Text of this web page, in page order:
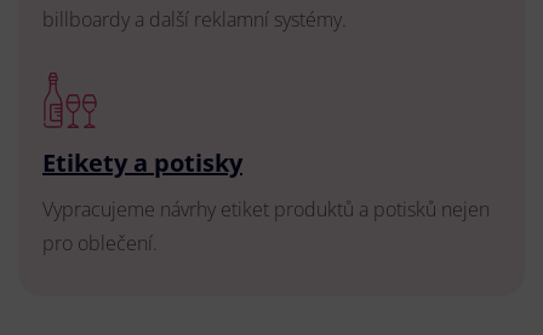
billboardy a další reklamní systémy.
Etikety a potisky
Vypracujeme návrhy etiket produktů a potisků nejen
pro oblečení.